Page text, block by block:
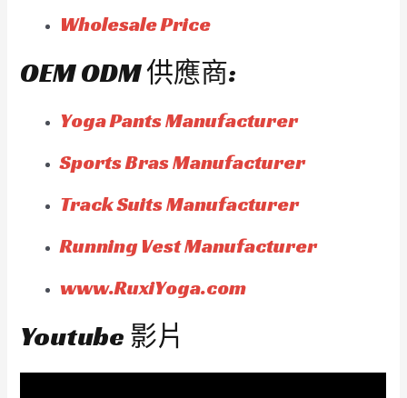
Wholesale Price
OEM ODM 供應商:
Yoga Pants Manufacturer
Sports Bras Manufacturer
Track Suits Manufacturer
Running Vest Manufacturer
www.RuxiYoga.com
Youtube 影片